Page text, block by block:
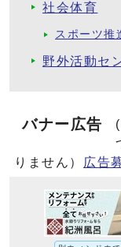
社会体育
スポーツ推
野外活動セ
バナー広告
りません）
広告